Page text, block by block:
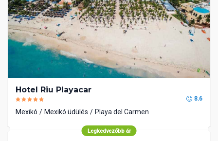
Hotel Riu Playacar
8.6
Mexikó Mexikó üdülés Playa del Carmen
Legkedvezőbb ár